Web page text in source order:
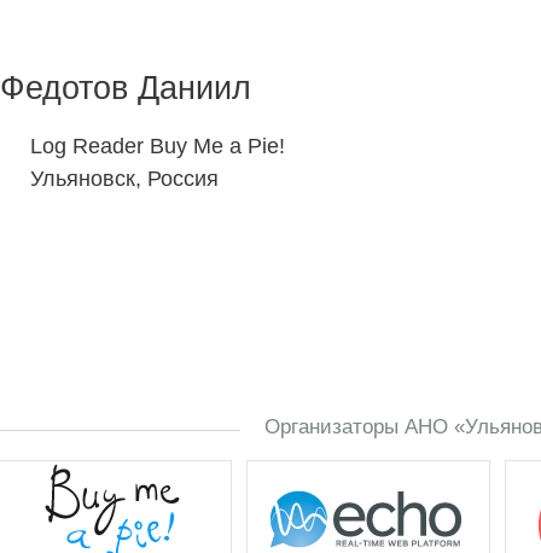
Федотов Даниил
Log Reader Buy Me a Pie!
Ульяновск, Россия
Организаторы АНО